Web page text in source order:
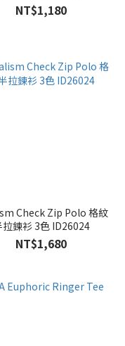
NT$1,180
Check Zip Polo 格紋
拉鍊衫 3色 ID26024
NT$1,680